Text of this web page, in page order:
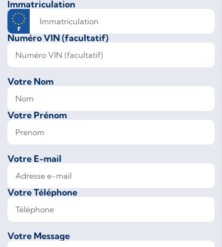
Immatriculation
Numéro VIN (facultatif)
Votre Nom
Votre Prénom
Votre E-mail
Votre Téléphone
Votre Message